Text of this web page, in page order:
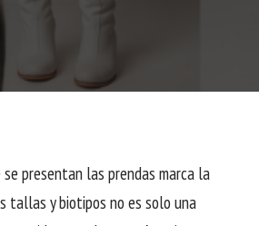
presentan las prendas marca la
tallas y biotipos no es solo una